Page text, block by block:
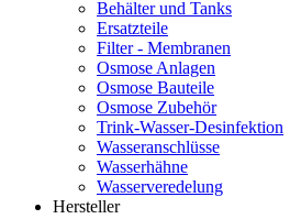
Behälter und Tanks
Ersatzteile
Filter - Membranen
Osmose Anlagen
Osmose Bauteile
Osmose Zubehör
Trink-Wasser-Desinfektion
Wasseranschlüsse
Wasserhähne
Wasserveredelung
Hersteller